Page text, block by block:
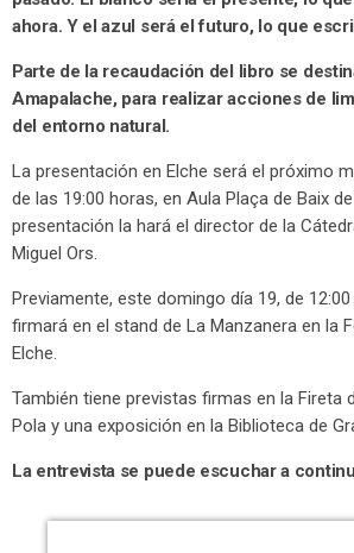
ahora. Y el azul será el futuro, lo que
Parte de la recaudación del libro se
Amapalache, para realizar acciones de
del entorno natural.
La presentación en Elche será el próximo
de las 19:00 horas, en Aula Plaça de Baix
presentación la hará el director de la
Miguel Ors.
Previamente, este domingo día 19, de
firmará en el stand de La Manzanera en la
Elche.
También tiene previstas firmas en la Fireta
Pola y una exposición en la Biblioteca de
La entrevista se puede escuchar a